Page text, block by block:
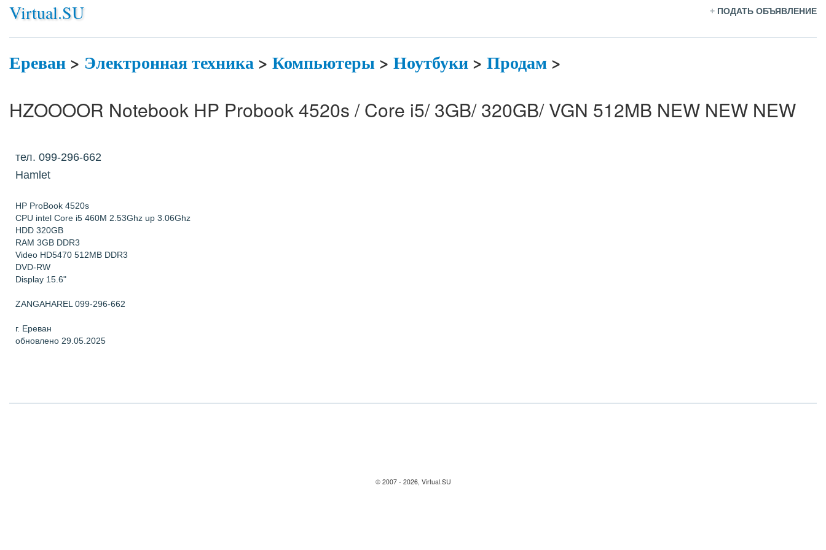
Virtual.SU + ПОДАТЬ ОБЪЯВЛЕНИЕ
Ереван> Электронная техника> Компьютеры> Ноутбуки> Продам>
HZOOOOR Notebook HP Probook 4520s / Core i5/ 3GB/ 320GB/ VGN 512MB NEW NEW NEW
тел. 099-296-662
Hamlet
HP ProBook 4520s
CPU intel Core i5 460M 2.53Ghz up 3.06Ghz
HDD 320GB
RAM 3GB DDR3
Video HD5470 512MB DDR3
DVD-RW
Display 15.6"
ZANGAHAREL 099-296-662
г. Ереван
обновлено 29.05.2025
© 2007 - 2026, Virtual.SU